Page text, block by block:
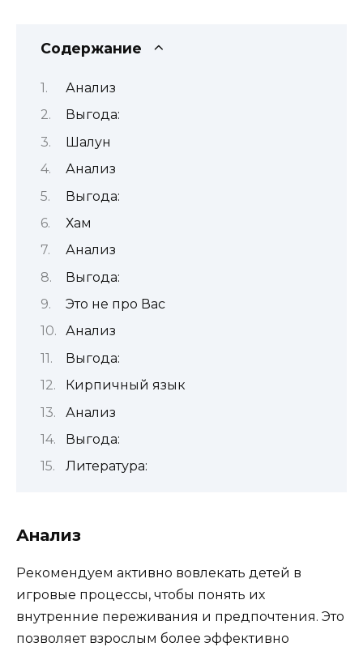
Содержание
Анализ
Выгода:
Шалун
Анализ
Выгода:
Хам
Анализ
Выгода:
Это не про Вас
Анализ
Выгода:
Кирпичный язык
Анализ
Выгода:
Литература:
Анализ
Рекомендуем активно вовлекать детей в
игровые процессы, чтобы понять их
внутренние переживания и предпочтения. Это
позволяет взрослым более эффективно